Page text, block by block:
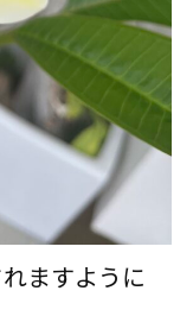
ますように